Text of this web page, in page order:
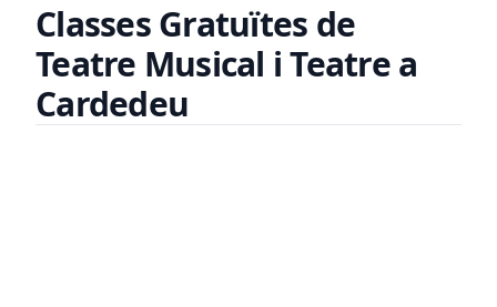
Classes Gratuïtes de
Teatre Musical i Teatre a
Cardedeu